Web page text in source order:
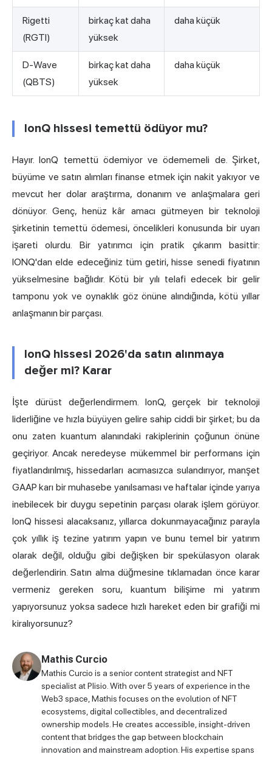
Rigetti
(RGTI)
birkaç kat daha
yüksek
daha küçük
D-Wave
(QBTS)
birkaç kat daha
yüksek
daha küçük
IonQ hissesi temettü ödüyor mu?
Hayır. IonQ temettü ödemiyor ve ödememeli de. Şirket,
büyüme ve satın alımları finanse etmek için nakit yakıyor ve
mevcut her dolar araştırma, donanım ve anlaşmalara geri
dönüyor. Genç, henüz kâr amacı gütmeyen bir teknoloji
şirketinin temettü ödemesi, öncelikleri konusunda bir uyarı
işareti olurdu. Bir yatırımcı için pratik çıkarım basittir:
IONQ'dan elde edeceğiniz tüm getiri, hisse senedi fiyatının
yükselmesine bağlıdır. Kötü bir yılı telafi edecek bir gelir
tamponu yok ve oynaklık göz önüne alındığında, kötü yıllar
anlaşmanın bir parçası.
IonQ hissesi 2026'da satın alınmaya
değer mi? Karar
İşte dürüst değerlendirmem. IonQ, gerçek bir teknoloji
liderliğine ve hızla büyüyen gelire sahip ciddi bir şirket; bu da
onu zaten kuantum alanındaki rakiplerinin çoğunun önüne
geçiriyor. Ancak neredeyse mükemmel bir performans için
fiyatlandırılmış, hissedarları acımasızca sulandırıyor, manşet
GAAP karı bir muhasebe yanılsaması ve haftalar içinde yarıya
inebilecek bir duygu sepetinin parçası olarak işlem görüyor.
IonQ hissesi alacaksanız, yıllarca dokunmayacağınız parayla
çok yıllık iş tezine yatırım yapın ve bunu temel bir yatırım
olarak değil, olduğu gibi değişken bir spekülasyon olarak
değerlendirin. Satın alma düğmesine tıklamadan önce karar
vermeniz gereken soru, kuantum bilişime mi yatırım
yapıyorsunuz yoksa sadece hızlı hareket eden bir grafiği mi
kiralıyorsunuz?
Mathis Curcio
Mathis Curcio is a senior content strategist and NFT
specialist at Plisio. With over 5 years of experience in the
Web3 space, Mathis focuses on the evolution of NFT
ecosystems, digital collectibles, and decentralized
ownership models. He creates accessible, insight-driven
content that bridges the gap between blockchain
innovation and mainstream adoption. His expertise spans